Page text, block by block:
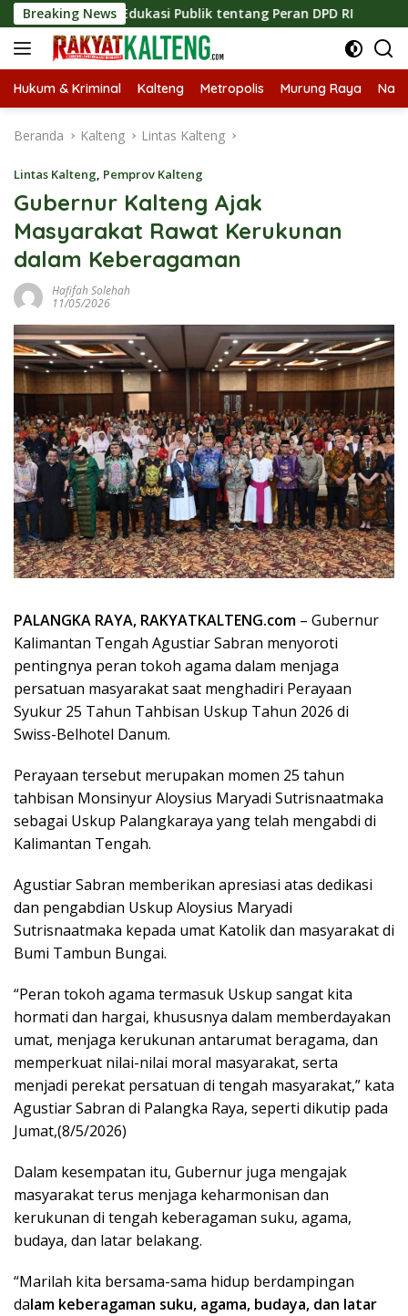
Langsung
ke
konten
Breaking News
Edukasi Publik tentang Peran DPD RI Masuknya
Hukum & Kriminal Kalteng Metropolis Murung Raya
Beranda Kalteng Lintas Kalteng
Lintas Kalteng, Pemprov Kalteng
Gubernur Kalteng Ajak
Masyarakat Rawat Kerukunan
dalam Keberagaman
Hafifah Solehah
11/05/2026
PALANGKA RAYA, RAKYATKALTENG.com – Gubernur
Kalimantan Tengah Agustiar Sabran menyoroti
pentingnya peran tokoh agama dalam menjaga
persatuan masyarakat saat menghadiri Perayaan
Syukur 25 Tahun Tahbisan Uskup Tahun 2026 di
Swiss-Belhotel Danum.
Perayaan tersebut merupakan momen 25 tahun
tahbisan Monsinyur Aloysius Maryadi Sutrisnaatmaka
sebagai Uskup Palangkaraya yang telah mengabdi di
Kalimantan Tengah.
Agustiar Sabran memberikan apresiasi atas dedikasi
dan pengabdian Uskup Aloysius Maryadi
Sutrisnaatmaka kepada umat Katolik dan masyarakat di
Bumi Tambun Bungai.
“Peran tokoh agama termasuk Uskup sangat kita
hormati dan hargai, khususnya dalam memberdayakan
umat, menjaga kerukunan antarumat beragama, dan
memperkuat nilai-nilai moral masyarakat, serta
menjadi perekat persatuan di tengah masyarakat,” kata
Agustiar Sabran di Palangka Raya, seperti dikutip pada
Jumat,(8/5/2026)
Dalam kesempatan itu, Gubernur juga mengajak
masyarakat terus menjaga keharmonisan dan
kerukunan di tengah keberagaman suku, agama,
budaya, dan latar belakang.
“Marilah kita bersama-sama hidup berdampingan
dalam keberagaman suku, agama, budaya, dan latar